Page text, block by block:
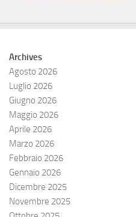
Archives
Agosto 2026
Luglio 2026
Giugno 2026
Maggio 2026
Aprile 2026
Marzo 2026
Febbraio 2026
Gennaio 2026
Dicembre 2025
Novembre 2025